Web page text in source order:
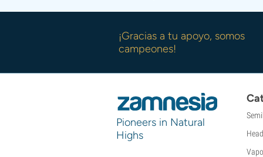
¡Gracias a tu apoyo, somos
campeones!
Pioneers in Natural
Highs